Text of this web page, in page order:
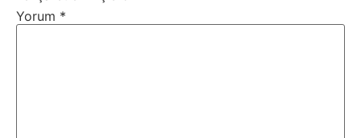
Yorum *